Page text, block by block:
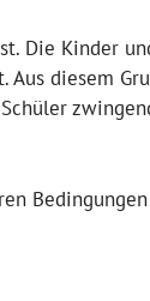
Die Kinder
diesem